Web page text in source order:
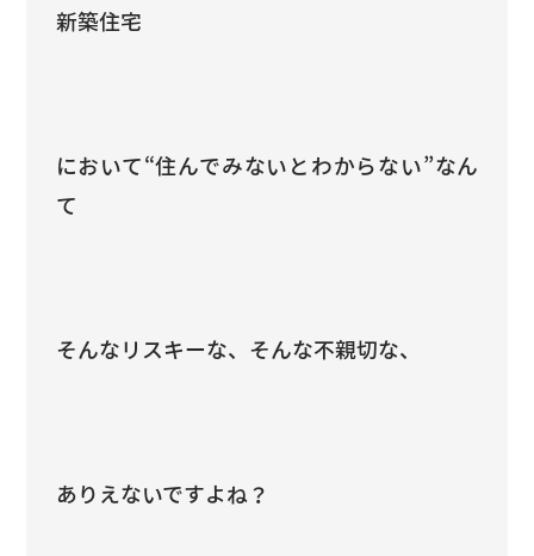
新築住宅
において“住んでみないとわからない”なん
て
そんなリスキーな、そんな不親切な、
ありえないですよね？